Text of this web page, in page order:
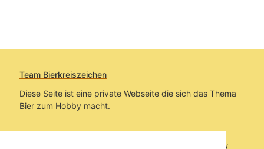
Team Bierkreiszeichen
Diese Seite ist eine private Webseite die sich das Thema
Bier zum Hobby macht.
Sie befinden sich auf https://www.bierkreiszeichen.at/